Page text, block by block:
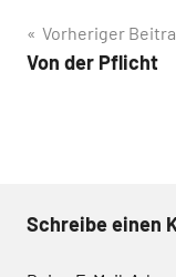
Vorheriger
Von der Pflicht
Schreibe einen